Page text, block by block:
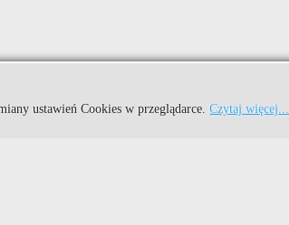
Kuźnia Dostępnych Stron
ustawień Cookies w przeglądarce.Czytaj więcej...